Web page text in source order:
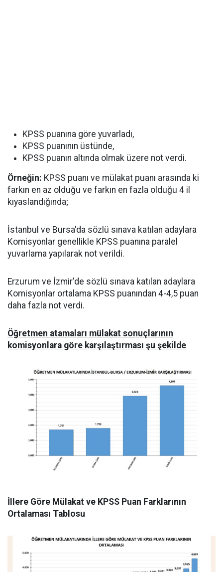
KPSS puanına göre yuvarladı,
KPSS puanının üstünde,
KPSS puanın altında olmak üzere not verdi.
Örneğin: KPSS puanı ve mülakat puanı arasında ki
farkın en az olduğu ve farkın en fazla olduğu 4 il
kıyaslandığında;
İstanbul ve Bursa'da sözlü sınava katılan adaylara
Komisyonlar genellikle KPSS puanına paralel
yuvarlama yapılarak not verildi.
Erzurum ve İzmir'de sözlü sınava katılan adaylara
Komisyonlar ortalama KPSS puanından 4-4,5 puan
daha fazla not verdi.
Öğretmen atamaları mülakat sonuçlarının
komisyonlara göre karşılaştırması şu şekilde
İllere Göre Mülakat ve KPSS Puan Farklarının
Ortalaması Tablosu